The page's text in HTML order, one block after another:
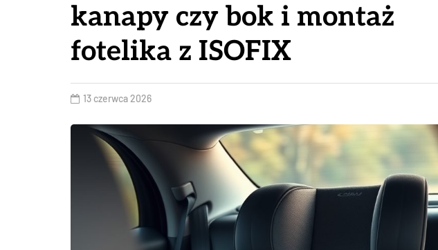
kanapy czy bok i montaż
fotelika z ISOFIX
13 czerwca 2026